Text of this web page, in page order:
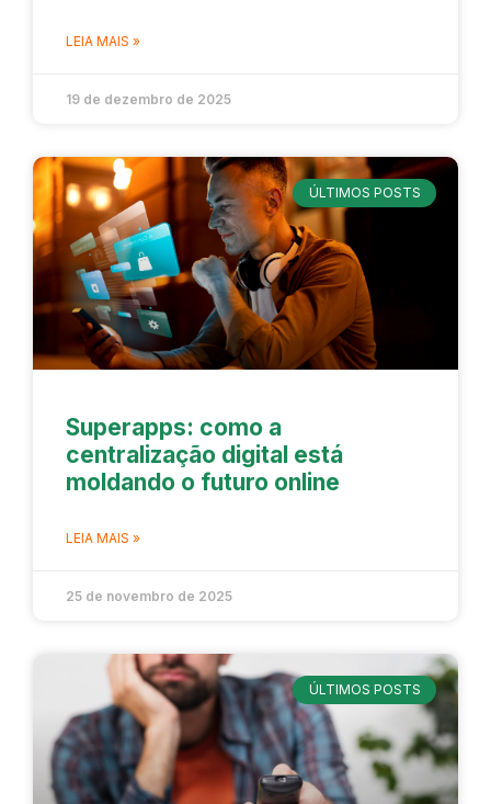
LEIA MAIS »
19 de dezembro de 2025
ÚLTIMOS POSTS
Superapps: como a
centralização digital está
moldando o futuro online
LEIA MAIS »
25 de novembro de 2025
ÚLTIMOS POSTS